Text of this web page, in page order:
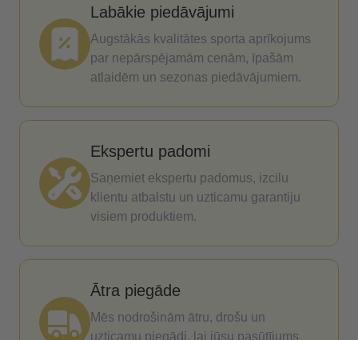
Labākie piedāvājumi
Augstākās kvalitātes sporta aprīkojums
par nepārspējamām cenām, īpašām
atlaidēm un sezonas piedāvājumiem.
Ekspertu padomi
Saņemiet ekspertu padomus, izcilu
klientu atbalstu un uzticamu garantiju
visiem produktiem.
Ātra piegāde
Mēs nodrošinām ātru, drošu un
uzticamu piegādi, lai jūsu pasūtījums